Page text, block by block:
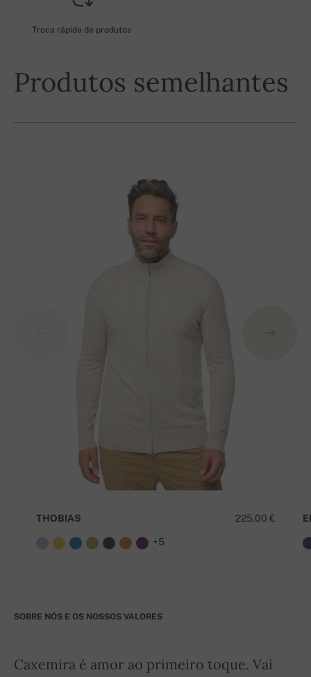
Troca rápida de produtos
Produtos semelhantes
225,00 €
THOBIAS
+5
SOBRE NÓS E OS NOSSOS VALORES
Caxemira é amor ao primeiro toque. Vai